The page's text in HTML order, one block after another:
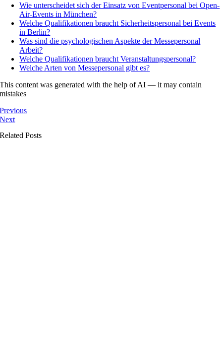
Wie unterscheidet sich der Einsatz von Eventpersonal bei Open-
Air-Events in München?
Welche Qualifikationen braucht Sicherheitspersonal bei Events
in Berlin?
Was sind die psychologischen Aspekte der Messepersonal
Arbeit?
Welche Qualifikationen braucht Veranstaltungspersonal?
Welche Arten von Messepersonal gibt es?
This content was generated with the help of AI — it may contain
mistakes
Previous
Next
Related Posts